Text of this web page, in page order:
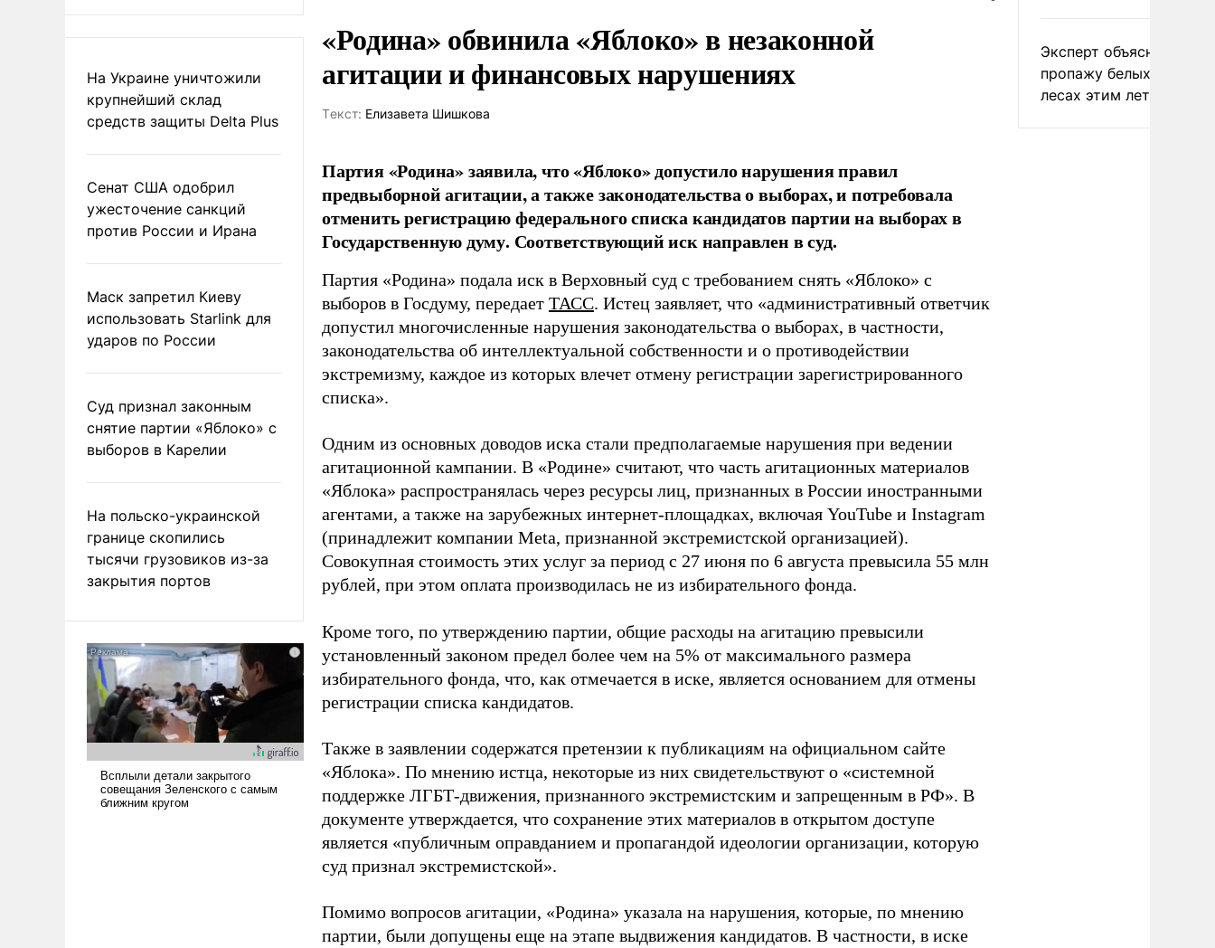
На Украине уничтожили
крупнейший склад
средств защиты Delta Plus
Сенат США одобрил
ужесточение санкций
против России и Ирана
Маск запретил Киеву
использовать Starlink для
ударов по России
Суд признал законным
снятие партии «Яблоко» с
выборов в Карелии
На польско-украинской
границе скопились
тысячи грузовиков из-за
закрытия портов
«Родина» обвинила «Яблоко» в незаконной
агитации и финансовых нарушениях
Tекст: Елизавета Шишкова
Партия «Родина» заявила, что «Яблоко» допустило нарушения правил
предвыборной агитации, а также законодательства о выборах, и потребовала
отменить регистрацию федерального списка кандидатов партии на выборах в
Государственную думу. Соответствующий иск направлен в суд.
Партия «Родина» подала иск в Верховный суд с требованием снять «Яблоко» с
выборов в Госдуму, передает ТАСС. Истец заявляет, что «административный ответчик
допустил многочисленные нарушения законодательства о выборах, в частности,
законодательства об интеллектуальной собственности и о противодействии
экстремизму, каждое из которых влечет отмену регистрации зарегистрированного
списка».
Одним из основных доводов иска стали предполагаемые нарушения при ведении
агитационной кампании. В «Родине» считают, что часть агитационных материалов
«Яблока» распространялась через ресурсы лиц, признанных в России иностранными
агентами, а также на зарубежных интернет-площадках, включая YouTube и Instagram
(принадлежит компании Meta, признанной экстремистской организацией).
Совокупная стоимость этих услуг за период с 27 июня по 6 августа превысила 55 млн
рублей, при этом оплата производилась не из избирательного фонда.
Кроме того, по утверждению партии, общие расходы на агитацию превысили
установленный законом предел более чем на 5% от максимального размера
избирательного фонда, что, как отмечается в иске, является основанием для отмены
регистрации списка кандидатов.
Также в заявлении содержатся претензии к публикациям на официальном сайте
«Яблока». По мнению истца, некоторые из них свидетельствуют о «системной
поддержке ЛГБТ-движения, признанного экстремистским и запрещенным в РФ». В
документе утверждается, что сохранение этих материалов в открытом доступе
является «публичным оправданием и пропагандой идеологии организации, которую
суд признал экстремистской».
Помимо вопросов агитации, «Родина» указала на нарушения, которые, по мнению
партии, были допущены еще на этапе выдвижения кандидатов. В частности, в иске
Эксперт объяснил
пропажу белых грибов
лесах этим летом